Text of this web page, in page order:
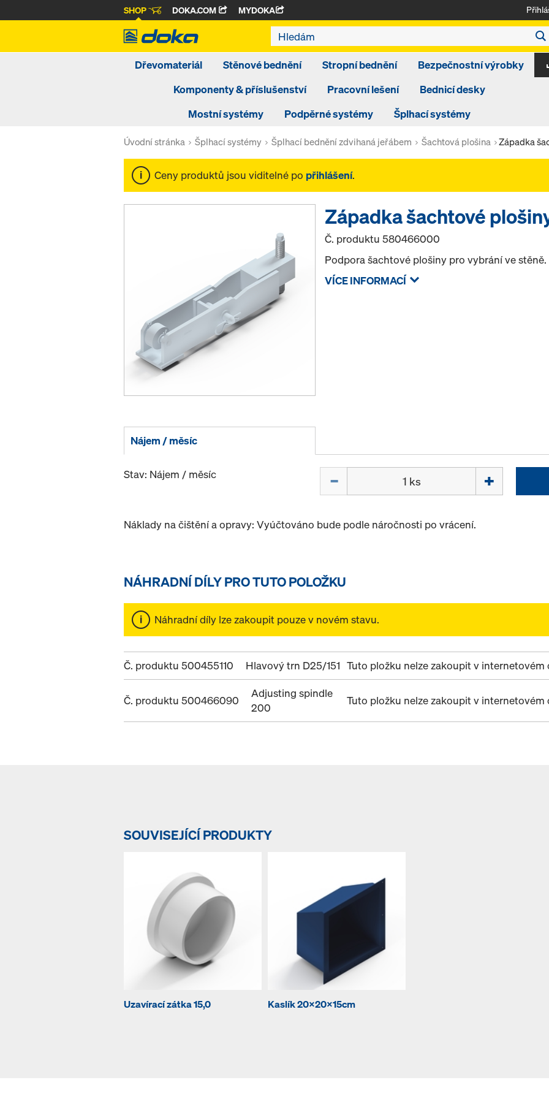
SHOP DOKA.COM MYDOKA
Dřevomateriál Stěnové bednění Stropní bednění
Bezpečnostní výrobky
Komponenty & příslušenství
Pracovní lešení
Bednicí desky
Mostní systémy
Podpěrné systémy Šplhací systémy
Úvodní stránka Šplhací systémy Šplhací bednění zdvihaná jeřábem Šachtová plošina Západka
Ceny produktů jsou viditelné po přihlášení.
Západka šachtové
Č. produktu580466000
Podpora šachtové plošiny pro vybrání ve stěně.
VÍCE INFORMACÍ
Nájem / měsíc
Stav: Nájem / měsíc
Náklady na čištění a opravy: Vyúčtováno bude podle náročnosti po vrácení.
NÁHRADNÍ DÍLY PRO TUTO POLOŽKU
Náhradní díly lze zakoupit pouze v novém stavu.
Č. produktu 500455110 Hlavový trn D25/151 Tuto pložku nelze zakoupit v internetovém
Č. produktu 500466090
Adjusting spindle
200
Tuto pložku nelze zakoupit v internetovém
SOUVISEJÍCÍ PRODUKTY
Uzavírací zátka 15,0 Kaslík 20x20x15cm